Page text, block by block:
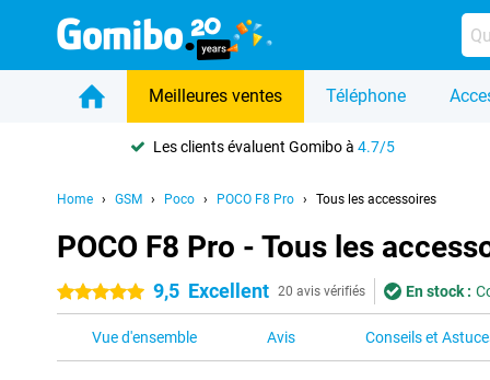
Meilleures ventes Téléphone
Les clients évaluent Gomibo à4.7/5
Home GSM Poco POCO F8 Pro Tous les accessoires
POCO F8 Pro - Tous les
5 étoiles 9,5 Excellent 20 avis vérifiés En stock :
Vue d'ensemble Avis Conseils et